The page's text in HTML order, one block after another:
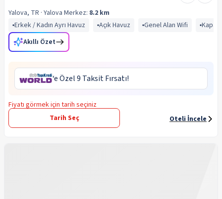
Yalova, TR · Yalova Merkez: 8.2 km
Erkek / Kadın Ayrı Havuz
Açık Havuz Genel Alan Wifi
Akıllı Özet
‘e Özel 9 Taksit Fırsatı!
Fiyatı görmek için tarih seçiniz
Tarih Seç
Oteli İncele